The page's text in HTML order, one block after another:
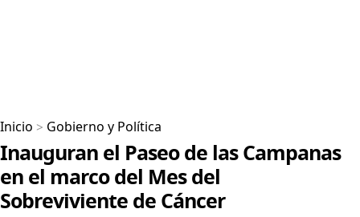
Inicio > Gobierno y Política
Inauguran el Paseo de las Campanas
en el marco del Mes del
Sobreviviente de Cáncer